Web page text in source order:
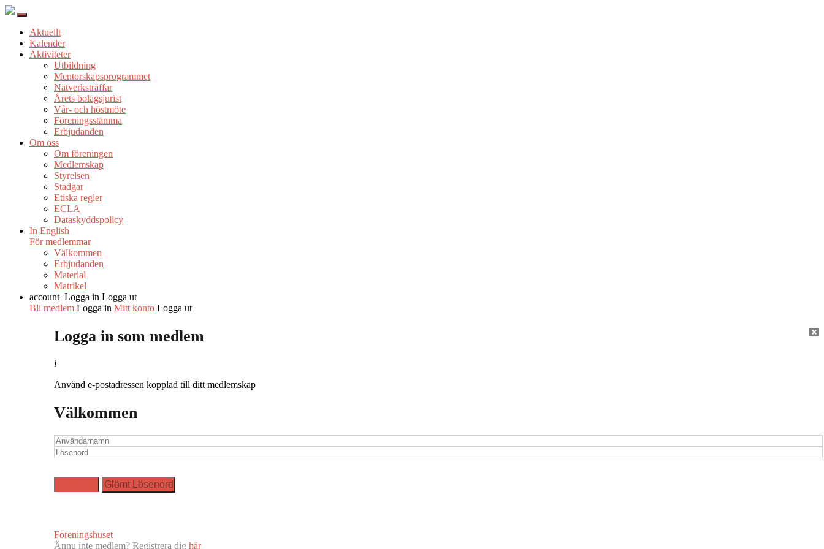
Aktuellt
Kalender
Aktiviteter
Utbildning
Mentorskapsprogrammet
Nätverksträffar
Årets bolagsjurist
Vår- och höstmöte
Föreningsstämma
Erbjudanden
Om oss
Om föreningen
Medlemskap
Styrelsen
Stadgar
Etiska regler
ECLA
Dataskyddspolicy
In English
För medlemmar
Välkommen
Erbjudanden
Material
Matrikel
account Logga in Logga ut
Bli medlem Logga in Mitt konto Logga ut
Logga in som medlem
i
Använd e-postadressen kopplad till ditt medlemskap
Välkommen
Föreningshuset
Ännu inte medlem? Registrera dig här